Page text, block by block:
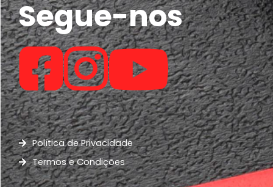
Segue-nos
Política de Privacidade
Termos e Condições